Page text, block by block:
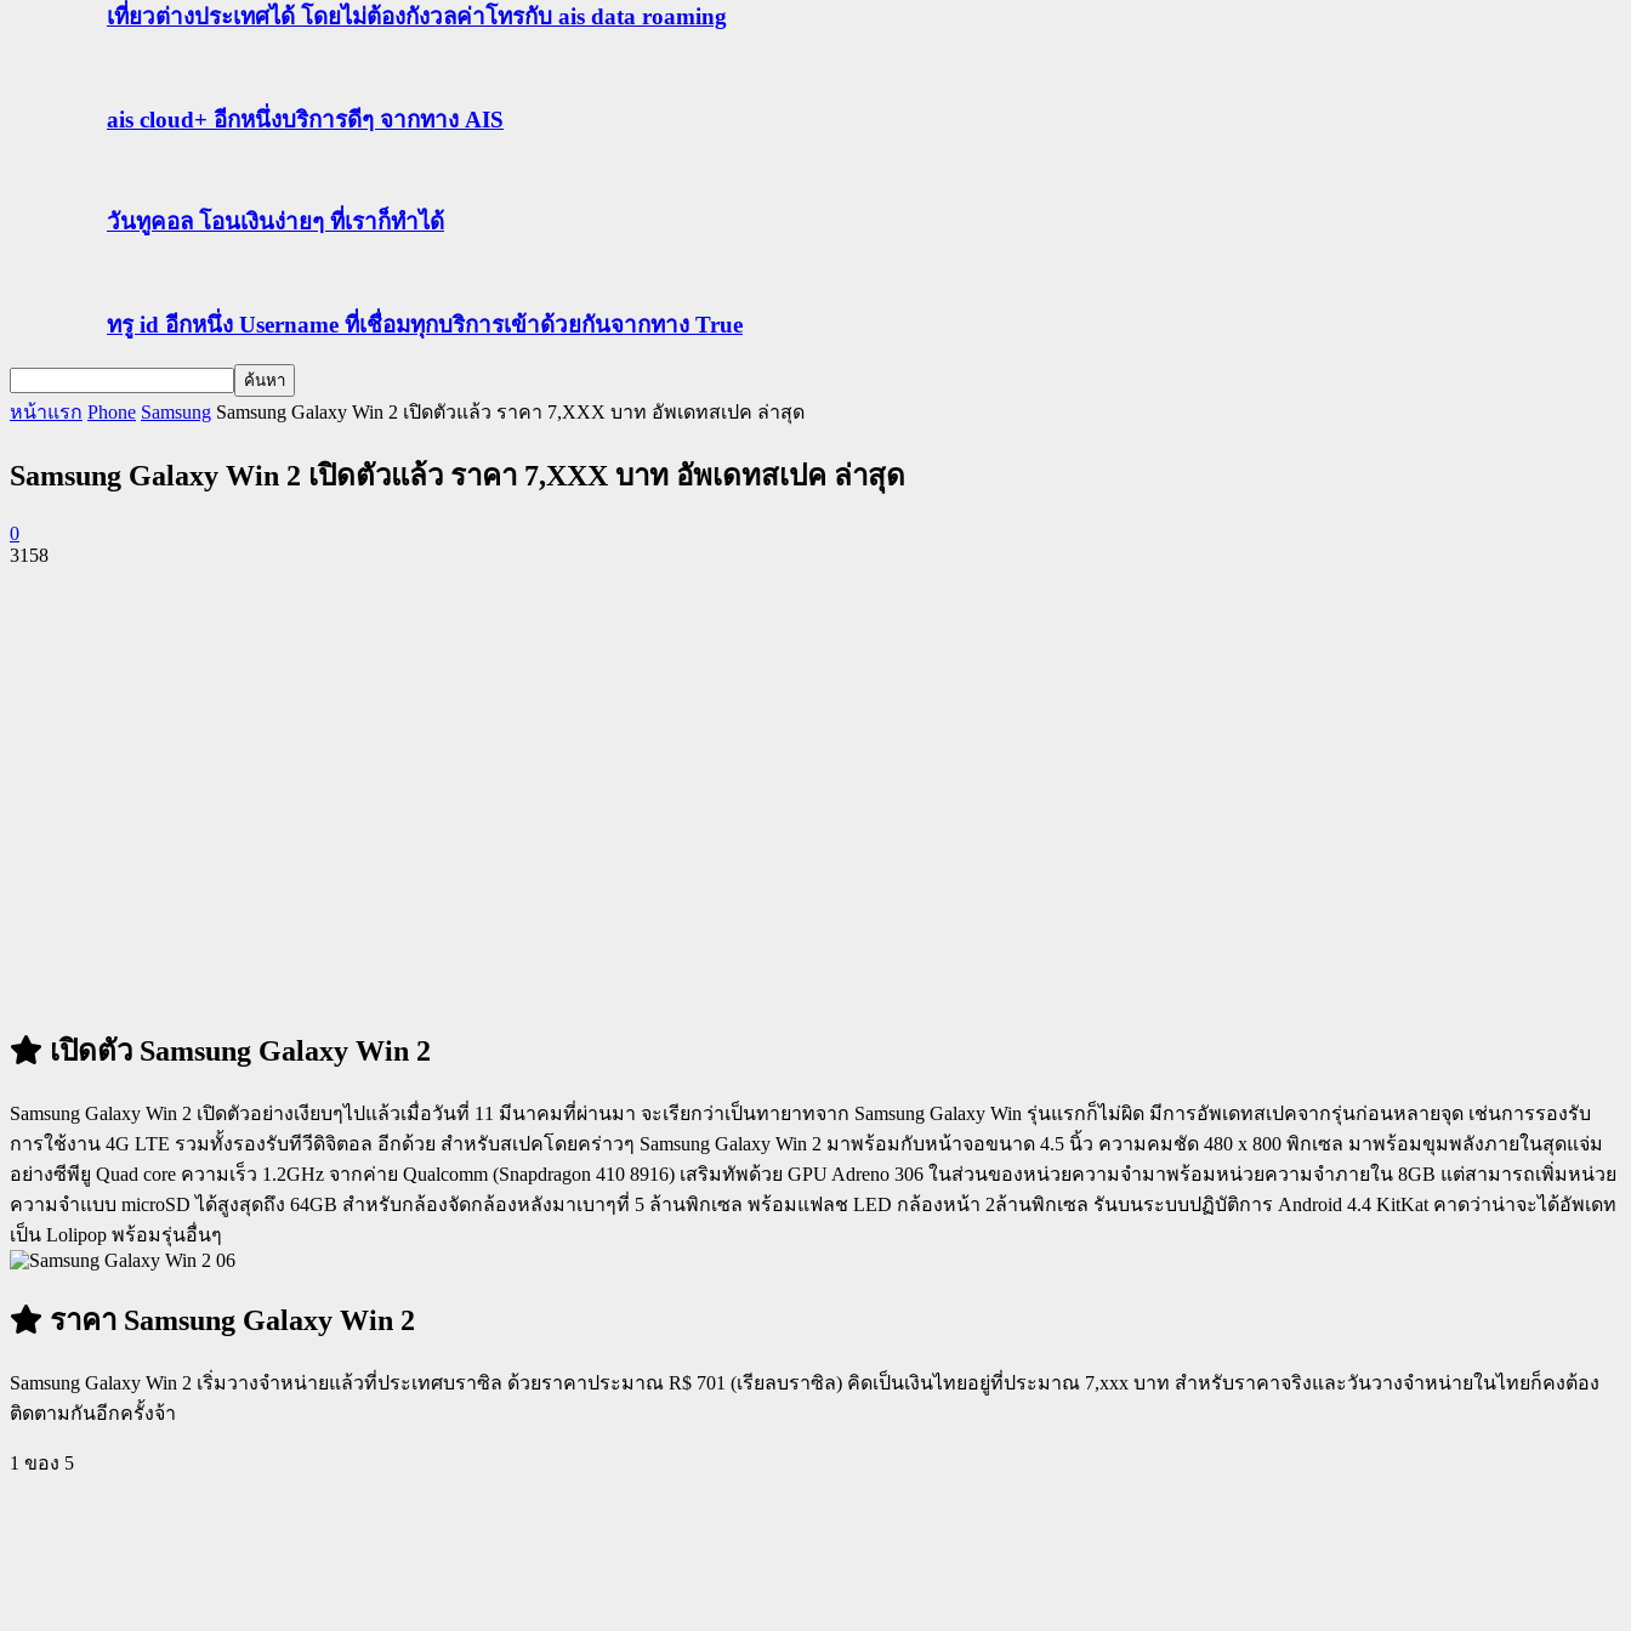
เที่ยวต่างประเทศได้ โดยไม่ต้องกังวลค่าโทรกับ ais data roaming
ais cloud+ อีกหนึ่งบริการดีๆ จากทาง AIS
วันทูคอล โอนเงินง่ายๆ ที่เราก็ทำได้
ทรู id อีกหนึ่ง Username ที่เชื่อมทุกบริการเข้าด้วยกันจากทาง True
หน้าแรก Phone Samsung Samsung Galaxy Win 2 เปิดตัวแล้ว ราคา 7,XXX บาท อัพเดทสเปค ล่าสุด
Samsung Galaxy Win 2 เปิดตัวแล้ว ราคา 7,XXX บาท อัพเดทสเปค ล่าสุด
0
3158
เปิดตัว Samsung Galaxy Win 2
Samsung Galaxy Win 2 เปิดตัวอย่างเงียบๆไปแล้วเมื่อวันที่ 11 มีนาคมที่ผ่านมา จะเรียกว่าเป็นทายาทจาก Samsung Galaxy Win รุ่นแรกก็ไม่ผิด มีการอัพเดทสเปคจากรุ่นก่อนหลายจุด เช่นการรองรับ
การใช้งาน 4G LTE รวมทั้งรองรับทีวีดิจิตอล อีกด้วย สำหรับสเปคโดยคร่าวๆ Samsung Galaxy Win 2 มาพร้อมกับหน้าจอขนาด 4.5 นิ้ว ความคมชัด 480 x 800 พิกเซล มาพร้อมขุมพลังภายในสุดแจ่ม
อย่างซีพียู Quad core ความเร็ว 1.2GHz จากค่าย Qualcomm (Snapdragon 410 8916) เสริมทัพด้วย GPU Adreno 306 ในส่วนของหน่วยความจำมาพร้อมหน่วยความจำภายใน 8GB แต่สามารถเพิ่มหน่วย
ความจำแบบ microSD ได้สูงสุดถึง 64GB สำหรับกล้องจัดกล้องหลังมาเบาๆที่ 5 ล้านพิกเซล พร้อมแฟลช LED กล้องหน้า 2ล้านพิกเซล รันบนระบบปฏิบัติการ Android 4.4 KitKat คาดว่าน่าจะได้อัพเดท
เป็น Lolipop พร้อมรุ่นอื่นๆ
ราคา Samsung Galaxy Win 2
Samsung Galaxy Win 2 เริ่มวางจำหน่ายแล้วที่ประเทศบราซิล ด้วยราคาประมาณ R$ 701 (เรียลบราซิล) คิดเป็นเงินไทยอยู่ที่ประมาณ 7,xxx บาท สำหรับราคาจริงและวันวางจำหน่ายในไทยก็คงต้อง
ติดตามกันอีกครั้งจ้า
1 ของ 5